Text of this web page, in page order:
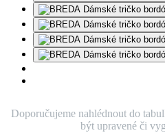
Doporučujeme nahlédnout do
být upravené či